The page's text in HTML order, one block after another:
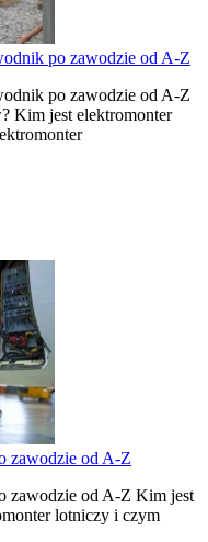
po zawodzie od A-Z
po zawodzie od A-Z
Kim jest elektromonter
zawodzie od A-Z
zawodzie od A-Z Kim jest
lotniczy i czym